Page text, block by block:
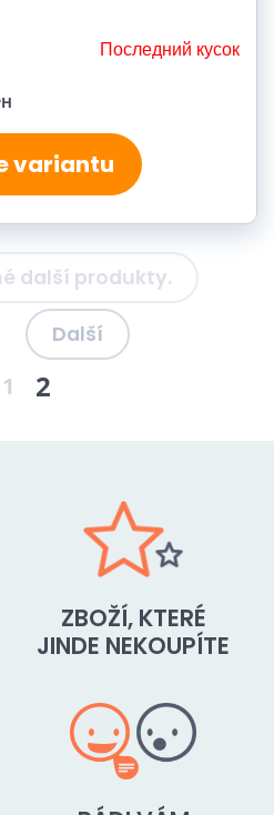
Последний кусок
variantu
další produkty.
1 2
Další
ZBOŽÍ, KTERÉ
JINDE NEKOUPÍTE